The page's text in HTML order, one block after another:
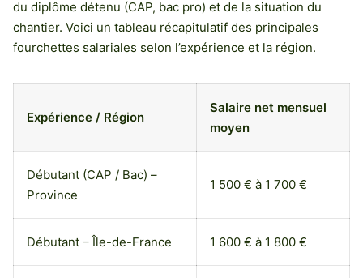
du diplôme détenu (CAP, bac pro) et de la situation du
chantier. Voici un tableau récapitulatif des principales
fourchettes salariales selon l’expérience et la région.
Expérience / Région
Salaire net mensuel
moyen
Débutant (CAP / Bac) –
Province
1 500 € à 1 700 €
Débutant – Île-de-France 1 600 € à 1 800 €